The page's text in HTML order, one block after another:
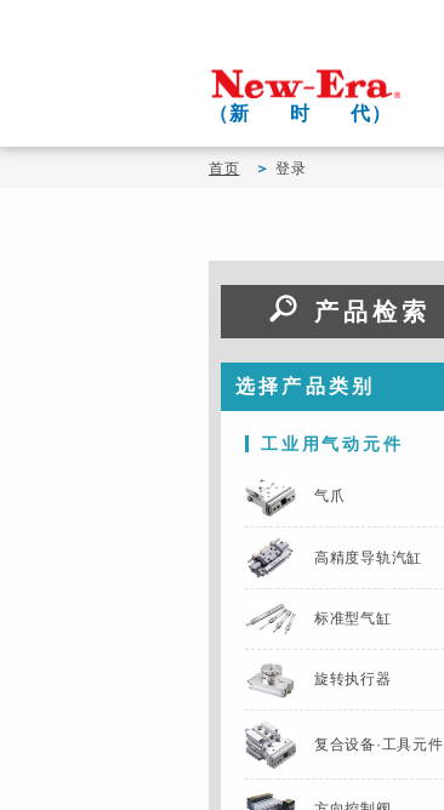
（新 时 代）
首页 登录
产品检索
选择产品类别
工业用气动元件
气爪
高精度导轨汽缸
标准型气缸
旋转执行器
复合设备·工具元件